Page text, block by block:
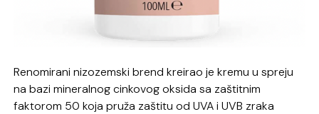
Renomirani nizozemski brend kreirao je kremu u spreju
na bazi mineralnog cinkovog oksida sa zaštitnim
faktorom 50 koja pruža zaštitu od UVA i UVB zraka